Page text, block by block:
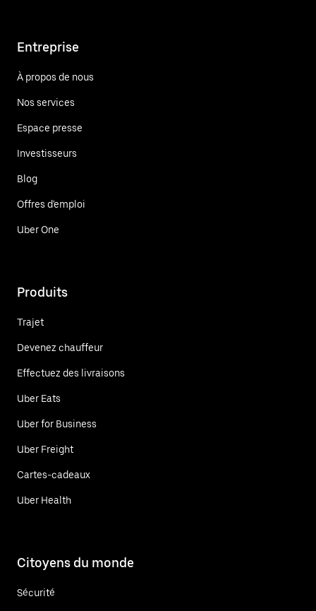
Entreprise
À propos de nous
Nos services
Espace presse
Investisseurs
Blog
Offres d'emploi
Uber One
Produits
Trajet
Devenez chauffeur
Effectuez des livraisons
Uber Eats
Uber for Business
Uber Freight
Cartes-cadeaux
Uber Health
Citoyens du monde
Sécurité